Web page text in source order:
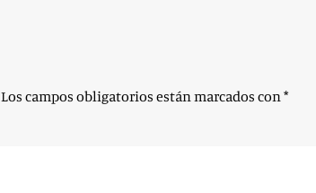
Los campos obligatorios están marcados con*